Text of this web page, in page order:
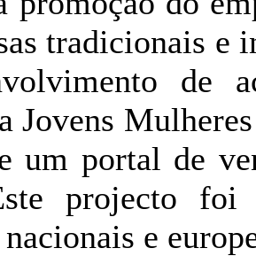
tradicionais e
de
Jovens
um portal de
projecto foi
e